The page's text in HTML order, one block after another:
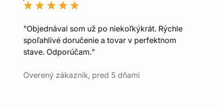
"Objednával som už po niekoľkýkrát. Rýchle
spoľahlivé doručenie a tovar v perfektnom
stave. Odporúčam."
Overený zákazník, pred 5 dňami